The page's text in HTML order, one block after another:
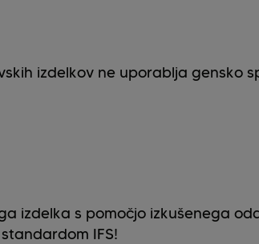
izdelkov ne uporablja gensko
izdelka s pomočjo izkušenega
IFS!